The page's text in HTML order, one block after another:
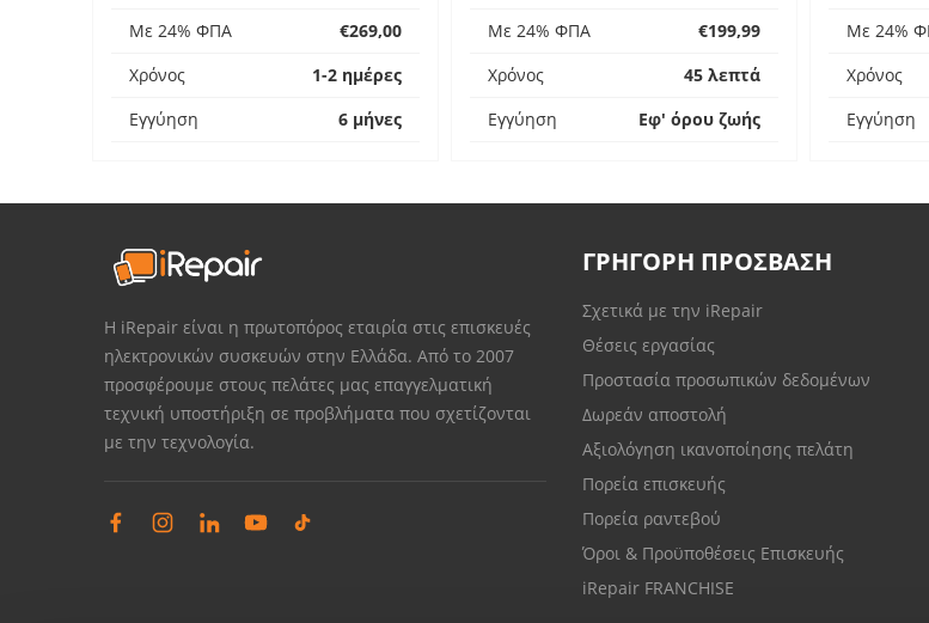
Με 24% ΦΠΑ
€269,00
Χρόνος
1-2 ημέρες
Εγγύηση
6 μήνες
Με 24% ΦΠΑ
€199,99
Χρόνος
45 λεπτά
Εγγύηση
Εφ' όρου ζωής
Με 24%
Χρόνος
Εγγύηση
Η iRepair είναι η πρωτοπόρος εταιρία στις επισκευές
ηλεκτρονικών συσκευών στην Ελλάδα. Από το 2007
προσφέρουμε στους πελάτες μας επαγγελματική
τεχνική υποστήριξη σε προβλήματα που σχετίζονται
με την τεχνολογία.
ΓΡΗΓΟΡΗ ΠΡΟΣΒΑΣΗ
Σχετικά με την iRepair
Θέσεις εργασίας
Προστασία προσωπικών δεδομένων
Δωρεάν αποστολή
Αξιολόγηση ικανοποίησης πελάτη
Πορεία επισκευής
Πορεία ραντεβού
Όροι & Προϋποθέσεις Επισκευής
iRepair FRANCHISE